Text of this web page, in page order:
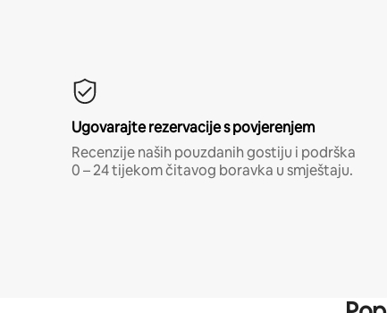
Ugovarajte rezervacije s povjerenjem
Recenzije naših pouzdanih gostiju i podrška
0 – 24 tijekom čitavog boravka u smještaju.